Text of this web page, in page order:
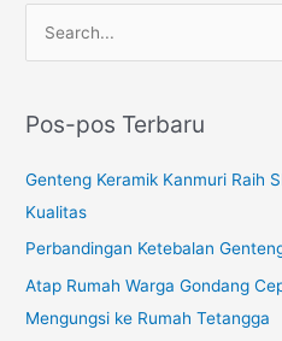
i
k
:
Pos-pos Terbaru
Genteng Keramik Kanmuri Raih
Kualitas
Perbandingan Ketebalan
Atap Rumah Warga Gondang
Mengungsi ke Rumah Tetangga